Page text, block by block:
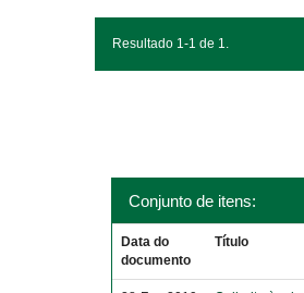
Resultado 1-1 de 1.
Conjunto de itens:
Data do
documento
Título